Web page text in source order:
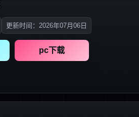
更新时间：2026年07月06日
pc下载